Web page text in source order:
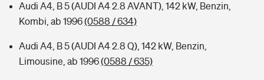
Audi A4, B 5 (AUDI A4 2.8 AVANT), 142 kW, Benzin,
Kombi, ab 1996(0588 / 634)
Audi A4, B 5 (AUDI A4 2.8 Q), 142 kW, Benzin,
Limousine, ab 1996(0588 / 635)